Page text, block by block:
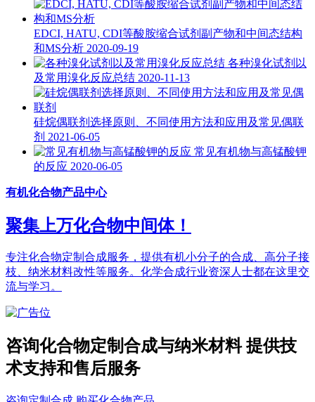
EDCI, HATU, CDI等酸胺缩合试剂副产物和中间态结构
和MS分析 2020-09-19
各种溴化试剂以
及常用溴化反应总结 2020-11-13
硅烷偶联剂选择原则、不同使用方法和应用及常见偶联
剂 2021-06-05
常见有机物与高锰酸钾
的反应 2020-06-05
有机化合物产品中心
聚集上万化合物中间体！
专注化合物定制合成服务，提供有机小分子的合成、高分子接
枝、纳米材料改性等服务。化学合成行业资深人士都在这里交
流与学习。
咨询化合物定制合成与纳米材料 提供技
术支持和售后服务